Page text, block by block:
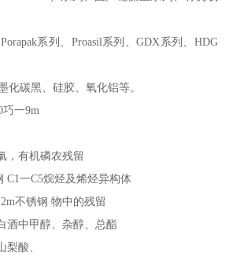
系列、Proasil系列、GDX系列、HDG
化碳黑、硅胶、氧化铝等。
一9m
，有机磷农残留
C1一C5烷烃及烯烃异构体
不锈钢 物中的残留
酒中甲醇、杂醇、总酯
梨酸、